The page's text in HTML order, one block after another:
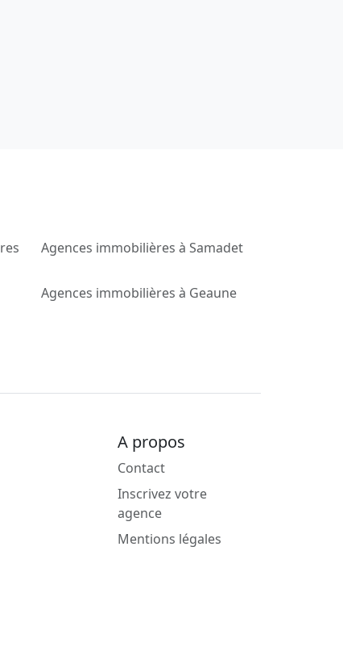
Agences immobilières à Samadet
Agences immobilières à Geaune
A propos
Contact
Inscrivez votre
agence
Mentions légales